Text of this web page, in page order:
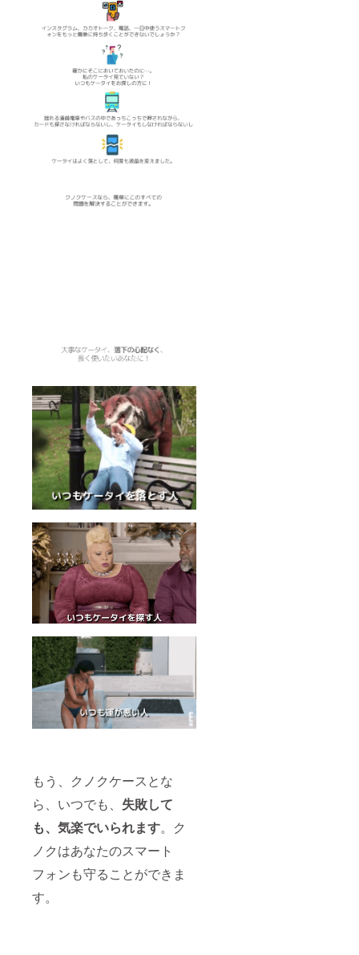
もう、クノクケースとな
ら、いつでも、 失敗して
も、気楽でいられます。ク
ノクはあなたのスマート
フォンも守ることができま
す。